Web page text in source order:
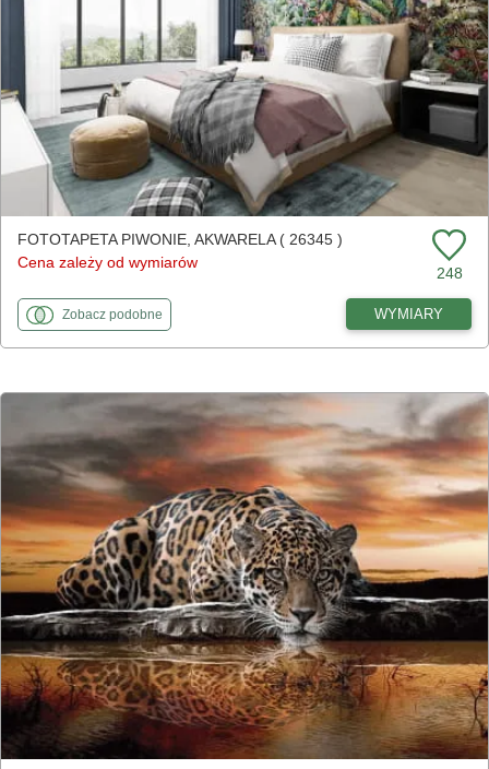
FOTOTAPETA PIWONIE, AKWARELA ( 26345 )
Cena zależy od wymiarów
248
Zobaczfototapety
podobnedo Piwonie, akwarela WYMIARY